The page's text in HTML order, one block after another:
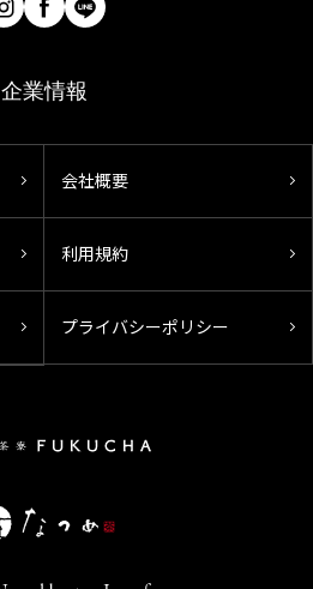
企業情報
会社概要
利用規約
プライバシーポリシー